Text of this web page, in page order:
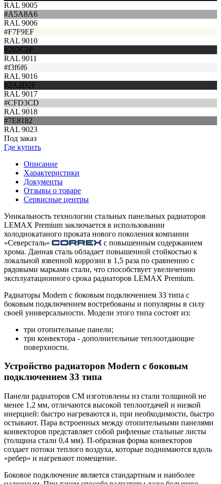
RAL 9005
#A5A8A6
RAL 9006
#F7F9EF
RAL 9010
#292C2F
RAL 9011
#f3f6f6
RAL 9016
#2A2D2F
RAL 9017
#CFD3CD
RAL 9018
#7E8182
RAL 9023
Под заказ
Где купить
Описание
Характеристики
Документы
Отзывы о товаре
Сервисные центры
Уникальность технологии стальных панельных радиаторов
LEMAX Premium заключается в использовании
холоднокатаного проката нового поколения компании
«Северсталь»
с повышенным содержанием
хрома. Данная сталь обладает повышенной стойкостью к
локальной язвенной коррозии в 1,5 раза по сравнению с
рядовыми марками стали, что способствует увеличению
эксплуатационного срока радиаторов LEMAX Premium.
Радиаторы Modern с боковым подключением 33 типа с
боковым подключением востребованы и популярны в силу
своей универсальности. Модели этого типа состоят из:
три отопительные панели;
три конвектора - дополнительные теплоотдающие
поверхности.
Устройство радиаторов Modern с боковым
подключением 33 типа
Панели радиаторов CM изготовлены из стали толщиной не
менее 1,2 мм, отличаются высокой теплоотдачей и низкой
инерцией: быстро нагреваются и, при необходимости, быстро
остывают. Пара встроенных между отопительными панелями
конвекторов представляет собой рифленые стальные листы
(толщина стали 0,4 мм). П-образная форма конвекторов
создает потоки теплого воздуха, которые поднимаются вдоль
«ребер» и нагревают помещение.
Боковое подключение является стандартным и наиболее